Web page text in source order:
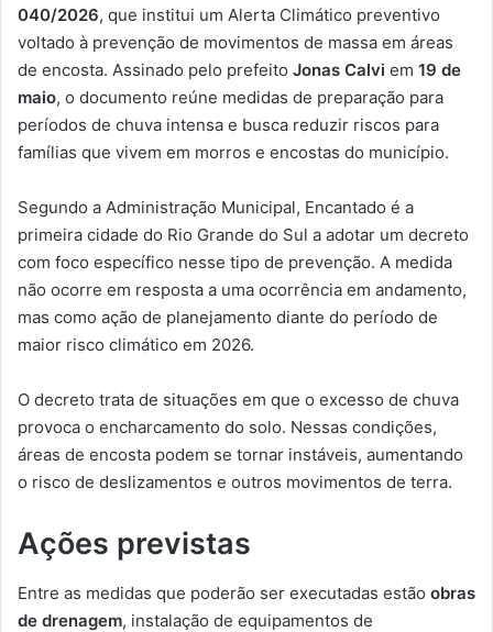
040/2026, que institui um Alerta Climático preventivo
voltado à prevenção de movimentos de massa em áreas
de encosta. Assinado pelo prefeito Jonas Calvi em 19 de
maio, o documento reúne medidas de preparação para
períodos de chuva intensa e busca reduzir riscos para
famílias que vivem em morros e encostas do município.
Segundo a Administração Municipal, Encantado é a
primeira cidade do Rio Grande do Sul a adotar um decreto
com foco específico nesse tipo de prevenção. A medida
não ocorre em resposta a uma ocorrência em andamento,
mas como ação de planejamento diante do período de
maior risco climático em 2026.
O decreto trata de situações em que o excesso de chuva
provoca o encharcamento do solo. Nessas condições,
áreas de encosta podem se tornar instáveis, aumentando
o risco de deslizamentos e outros movimentos de terra.
Ações previstas
Entre as medidas que poderão ser executadas estão obras
de drenagem, instalação de equipamentos de